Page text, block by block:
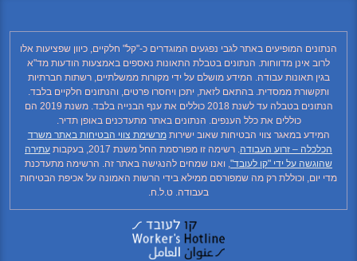
הנתונים המופיעים באתר לגבי נפגעים המוגדרים כ-"קל" חלקיים, כיוון שפציעות אלו
לרוב אינן מדווחות. הנתונים בטבלת התאונות נאספים באמצעות הודעות מד"א
בגין תאונות עבודה. המידע מושלם על ידי מקורות ממשלתיים, רשתות חברתיות
ותקשורת ממסדית. בהתאם לזאת, יתכן ויחסרו פרטים, והנתונים חלקיים בלבד.
הנתונים בטבלה עד לשנת 2018 כוללים את ענף הבנייה בלבד. משנת 2019 הם
כוללים את כלל הענפים. הנתונים באתר מתעדכנים באופן תדיר.
המידע במאגר צווי הבטיחות שאוב ישירותמרשימת צווי הבטיחות באתר משרד
הכלכלה – זרוע העבודה. רשימה זו מפורסמת החל משנת 2017, בעקבות
עתירה
שהוגשה על ידי "קו לעובד", ואנו שמחים להנגישה באתר זה. הרשימה מתעדכנת
מדי יום, וכוללת רק מה שמפורסם ממילא בידי הרשות האמונה על אכיפת הבטיחות
בעבודה. ט.ל.ח.